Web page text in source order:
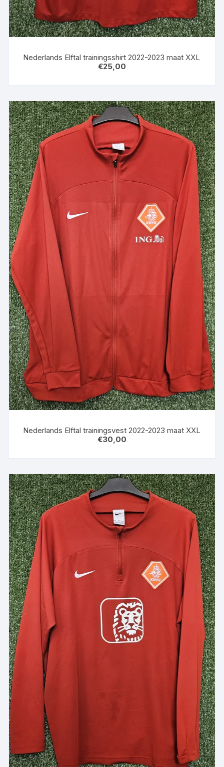
Nederlands Elftal trainingsshirt 2022-2023 maat XXL
€25,00
Nederlands Elftal trainingsvest 2022-2023 maat XXL
€30,00